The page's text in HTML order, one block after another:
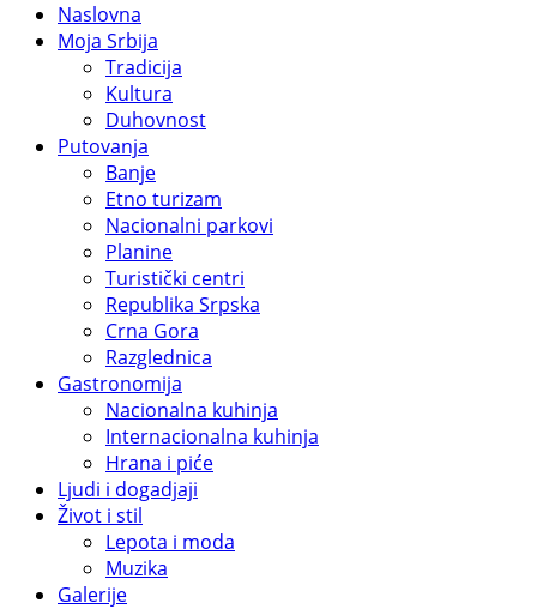
Naslovna
Moja Srbija
Tradicija
Kultura
Duhovnost
Putovanja
Banje
Etno turizam
Nacionalni parkovi
Planine
Turistički centri
Republika Srpska
Crna Gora
Razglednica
Gastronomija
Nacionalna kuhinja
Internacionalna kuhinja
Hrana i piće
Ljudi i dogadjaji
Život i stil
Lepota i moda
Muzika
Galerije